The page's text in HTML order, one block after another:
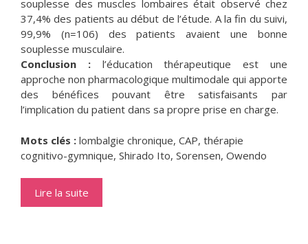
souplesse des muscles lombaires était observé chez
37,4% des patients au début de l’étude. A la fin du suivi,
99,9% (n=106) des patients avaient une bonne
souplesse musculaire.
Conclusion :l’éducation thérapeutique est une
approche non pharmacologique multimodale qui apporte
des bénéfices pouvant être satisfaisants par
l’implication du patient dans sa propre prise en charge.
Mots clés : lombalgie chronique, CAP, thérapie
cognitivo-gymnique, Shirado Ito, Sorensen, Owendo
Lire la suite